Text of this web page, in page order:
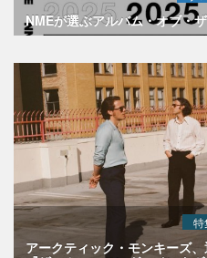
NMEが選ぶアルバム・オブ・
特
アークティック・モンキーズ